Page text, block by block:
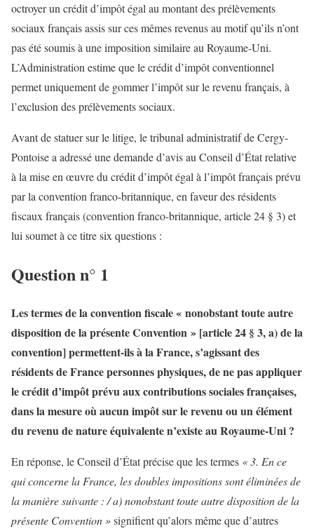
octroyer un crédit d’impôt égal au montant des prélèvements
sociaux français assis sur ces mêmes revenus au motif qu’ils n’ont
pas été soumis à une imposition similaire au Royaume-Uni.
L’Administration estime que le crédit d’impôt conventionnel
permet uniquement de gommer l’impôt sur le revenu français, à
l’exclusion des prélèvements sociaux.
Avant de statuer sur le litige, le tribunal administratif de Cergy-
Pontoise a adressé une demande d’avis au Conseil d’État relative
à la mise en œuvre du crédit d’impôt égal à l’impôt français prévu
par la convention franco-britannique, en faveur des résidents
fiscaux français (convention franco-britannique, article 24 § 3) et
lui soumet à ce titre six questions :
Question n° 1
Les termes de la convention fiscale « nonobstant toute autre
disposition de la présente Convention » [article 24 § 3, a) de la
convention] permettent-ils à la France, s’agissant des
résidents de France personnes physiques, de ne pas appliquer
le crédit d’impôt prévu aux contributions sociales françaises,
dans la mesure où aucun impôt sur le revenu ou un élément
du revenu de nature équivalente n’existe au Royaume-Uni ?
En réponse, le Conseil d’État précise que les termes « 3. En ce
qui concerne la France, les doubles impositions sont éliminées de
la manière suivante : / a) nonobstant toute autre disposition de la
présente Convention »signifient qu’alors même que d’autres